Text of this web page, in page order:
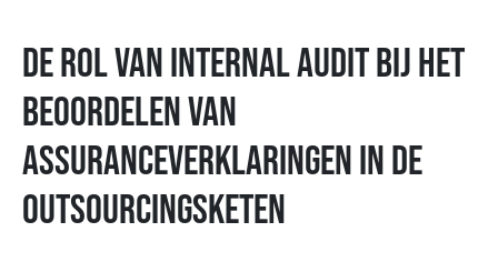
De rol van Internal Audit bij het
beoordelen van
assuranceverklaringen in de
outsourcingsketen